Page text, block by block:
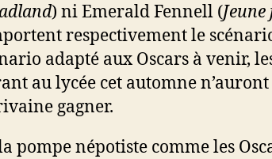
) ni Emerald Fennell (
respectivement le
adapté aux Oscars à venir,
au lycée cet automne n’auront
gagner.
pompe népotiste comme les